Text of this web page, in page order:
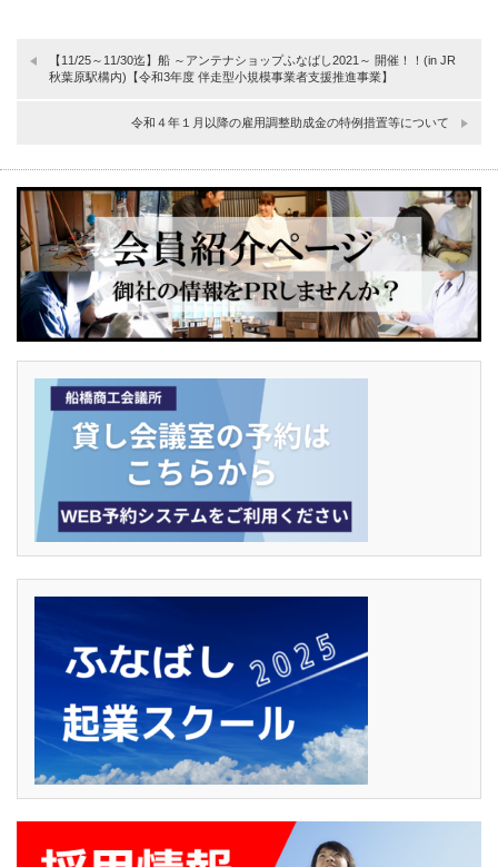
【11/25～11/30迄】船 ～アンテナショップふなばし2021～ 開催！！(in JR
秋葉原駅構内)【令和3年度 伴走型小規模事業者支援推進事業】
令和４年１月以降の雇用調整助成金の特例措置等について